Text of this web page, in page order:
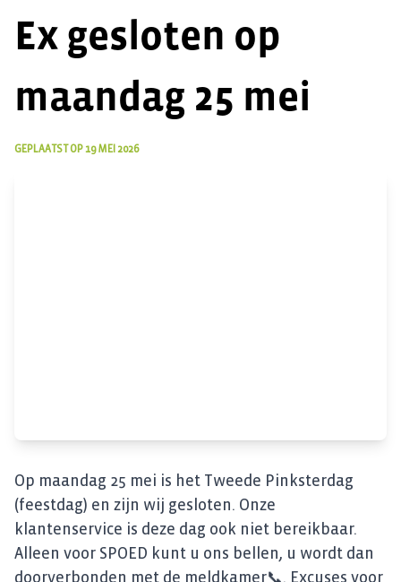
Ex gesloten op
maandag 25 mei
GEPLAATST OP19 MEI 2026
Op maandag 25 mei is het Tweede Pinksterdag
(feestdag) en zijn wij gesloten. Onze
klantenservice is deze dag ook niet bereikbaar.
Alleen voor SPOED kunt u ons bellen, u wordt dan
doorverbonden met de meldkamer📞. Excuses voor